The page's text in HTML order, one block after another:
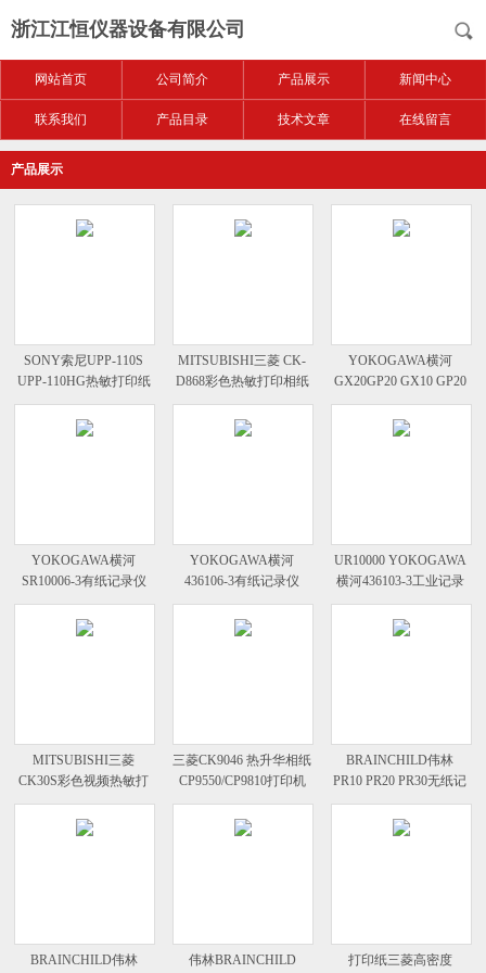
浙江江恒仪器设备有限公司
网站首页 公司简介 产品展示 新闻中心
联系我们 产品目录 技术文章 在线留言
产品展示
SONY索尼UPP-110S
UPP-110HG热敏打印纸
MITSUBISHI三菱 CK-
D868彩色热敏打印相纸
YOKOGAWA横河
GX20GP20 GX10 GP20
无纸记录仪
YOKOGAWA横河
SR10006-3有纸记录仪
SR10000
YOKOGAWA横河
436106-3有纸记录仪
UR10000
UR10000 YOKOGAWA
横河436103-3工业记录
仪
MITSUBISHI三菱
CK30S彩色视频热敏打
印纸
三菱CK9046 热升华相纸
CP9550/CP9810打印机
BRAINCHILD伟林
PR10 PR20 PR30无纸记
录仪
BRAINCHILD伟林
伟林BRAINCHILD
打印纸三菱高密度